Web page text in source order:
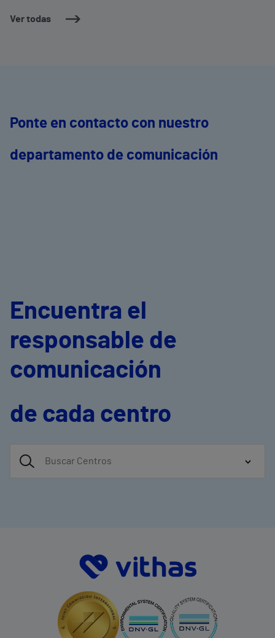
Ver todas
Ponte en contacto con nuestro
departamento de comunicación
Encuentra el
responsable de
comunicación
de cada centro